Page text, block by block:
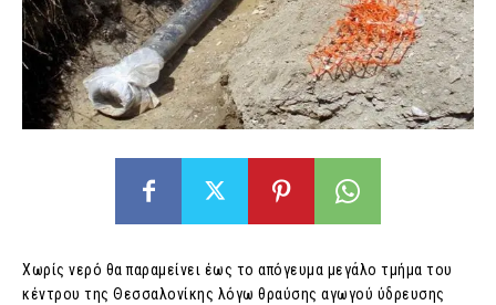
Χωρίς νερό θα παραμείνει έως το απόγευμα μεγάλο τμήμα του
κέντρου της Θεσσαλονίκης λόγω θραύσης αγωγού ύδρευσης